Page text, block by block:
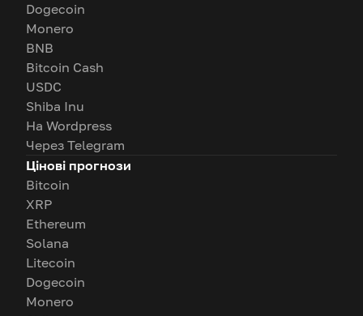
Dogecoin
Monero
BNB
Bitcoin Cash
USDC
Shiba Inu
На Wordpress
Через Telegram
Цінові прогнози
Bitcoin
XRP
Ethereum
Solana
Litecoin
Dogecoin
Monero